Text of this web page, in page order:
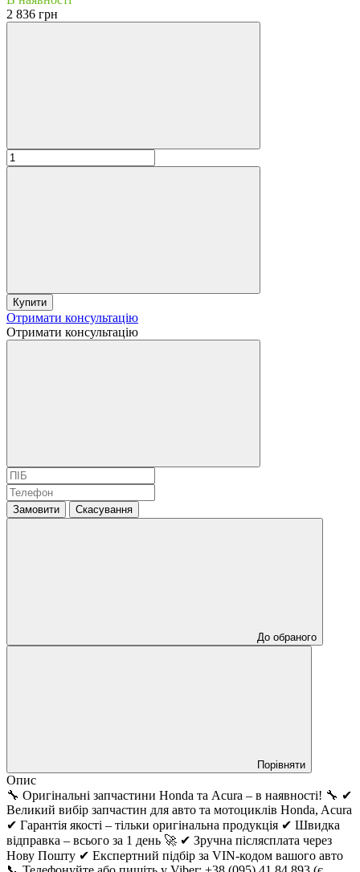
2 836 грн
Купити
Отримати консультацію
Отримати консультацію
Замовити Скасування
До обраного
Порівняти
Опис
🔧 Оригінальні запчастини Honda та Acura – в наявності! 🔧 ✔
Великий вибір запчастин для авто та мотоциклів Honda, Acura
✔ Гарантія якості – тільки оригінальна продукція ✔ Швидка
відправка – всього за 1 день 🚀 ✔ Зручна післясплата через
Нову Пошту ✔ Експертний підбір за VIN-кодом вашого авто